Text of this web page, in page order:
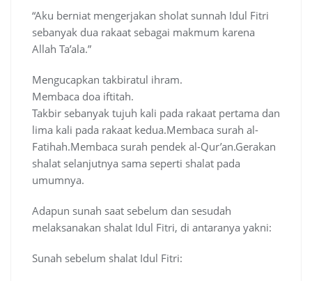
“Aku berniat mengerjakan sholat sunnah Idul Fitri
sebanyak dua rakaat sebagai makmum karena
Allah Ta’ala.”
Mengucapkan takbiratul ihram.
Membaca doa iftitah.
Takbir sebanyak tujuh kali pada rakaat pertama dan
lima kali pada rakaat kedua.Membaca surah al-
Fatihah.Membaca surah pendek al-Qur’an.Gerakan
shalat selanjutnya sama seperti shalat pada
umumnya.
Adapun sunah saat sebelum dan sesudah
melaksanakan shalat Idul Fitri, di antaranya yakni:
Sunah sebelum shalat Idul Fitri: